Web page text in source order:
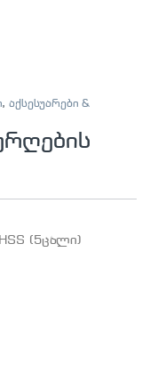
,აქსესუარები &
(5ცალი)